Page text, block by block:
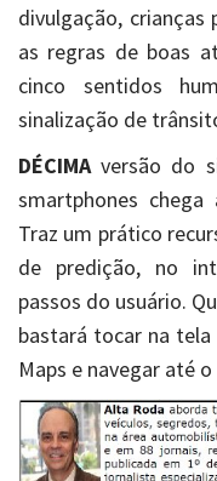
divulgação,
as regras de boas
cinco sentidos
sinalização de
DÉCIMAversão do
smartphones
Traz um prático
de predição, no
passos do usuário.
bastará tocar na
Maps e navegar até